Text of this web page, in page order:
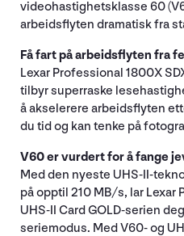
videohastighetsklasse 60
arbeidsflyten dramatisk fra
Få fart på arbeidsflyten fra
Lexar Professional 1800X
tilbyr superraske
å akselerere arbeidsflyten
du tid og kan tenke på
V60 er vurdert for å fange
Med den nyeste UHS-II-
på opptil 210 MB/s, lar Lexar
UHS-II Card GOLD-serien
seriemodus. Med V60- og